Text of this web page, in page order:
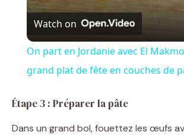
V
i
e
Watch on
On part en Jordanie avec El
grand plat de fête en couches de
Étape 3 : Préparer la pâte
Dans un grand bol, fouettez les œufs